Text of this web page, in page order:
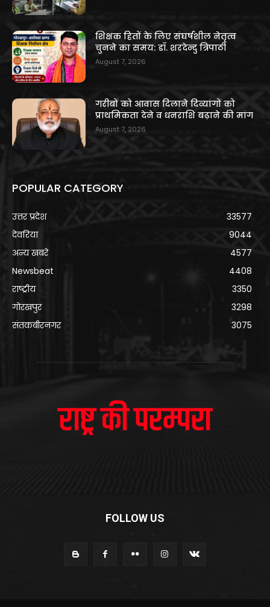
शिक्षक हितों के लिए संघर्षशील नेतृत्व
चुनने का समय: डॉ. शरदेन्दु त्रिपाठी
August 7, 2026
गरीबों को आवास दिलाने दिव्यांगों को
प्राथमिकता देने व धनराशि बढ़ाने की मांग
August 7, 2026
POPULAR CATEGORY
उत्तर प्रदेश
33577
देवरिया
9044
अन्य खबरे
4577
Newsbeat
4408
राष्ट्रीय
3350
गोरखपुर
3298
संतकबीरनगर
3075
FOLLOW US